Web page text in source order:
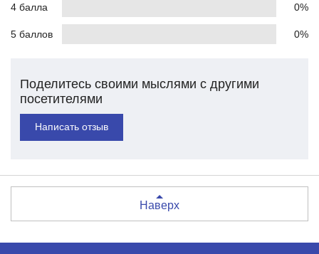
4 балла 0%
5 баллов 0%
Поделитесь своими мыслями с другими
посетителями
Написать отзыв
Наверх